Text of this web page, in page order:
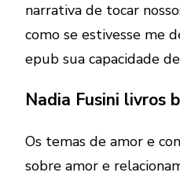
narrativa de tocar
como se estivesse me
epub sua capacidade
Nadia Fusini livros
Os temas de amor e
sobre amor e